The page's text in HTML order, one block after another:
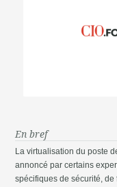
En bref
La virtualisation du poste
annoncé par certains
spécifiques de sécurité,